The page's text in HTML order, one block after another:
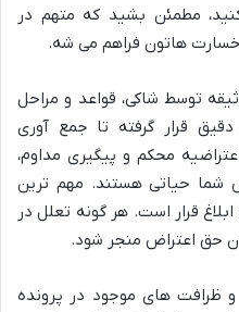
مطمئن بشید که متهم در
هاتون فراهم می شه.
توسط شاکی، قواعد و مراحل
قرار گرفته تا جمع آوری
محکم و پیگیری مداوم،
شما حیاتی هستند. مهم ترین
روزه از تاریخ ابلاغ قرار است. هر گونه تعلل در
حق اعتراض منجر شود.
ظرافت های موجود در پرونده